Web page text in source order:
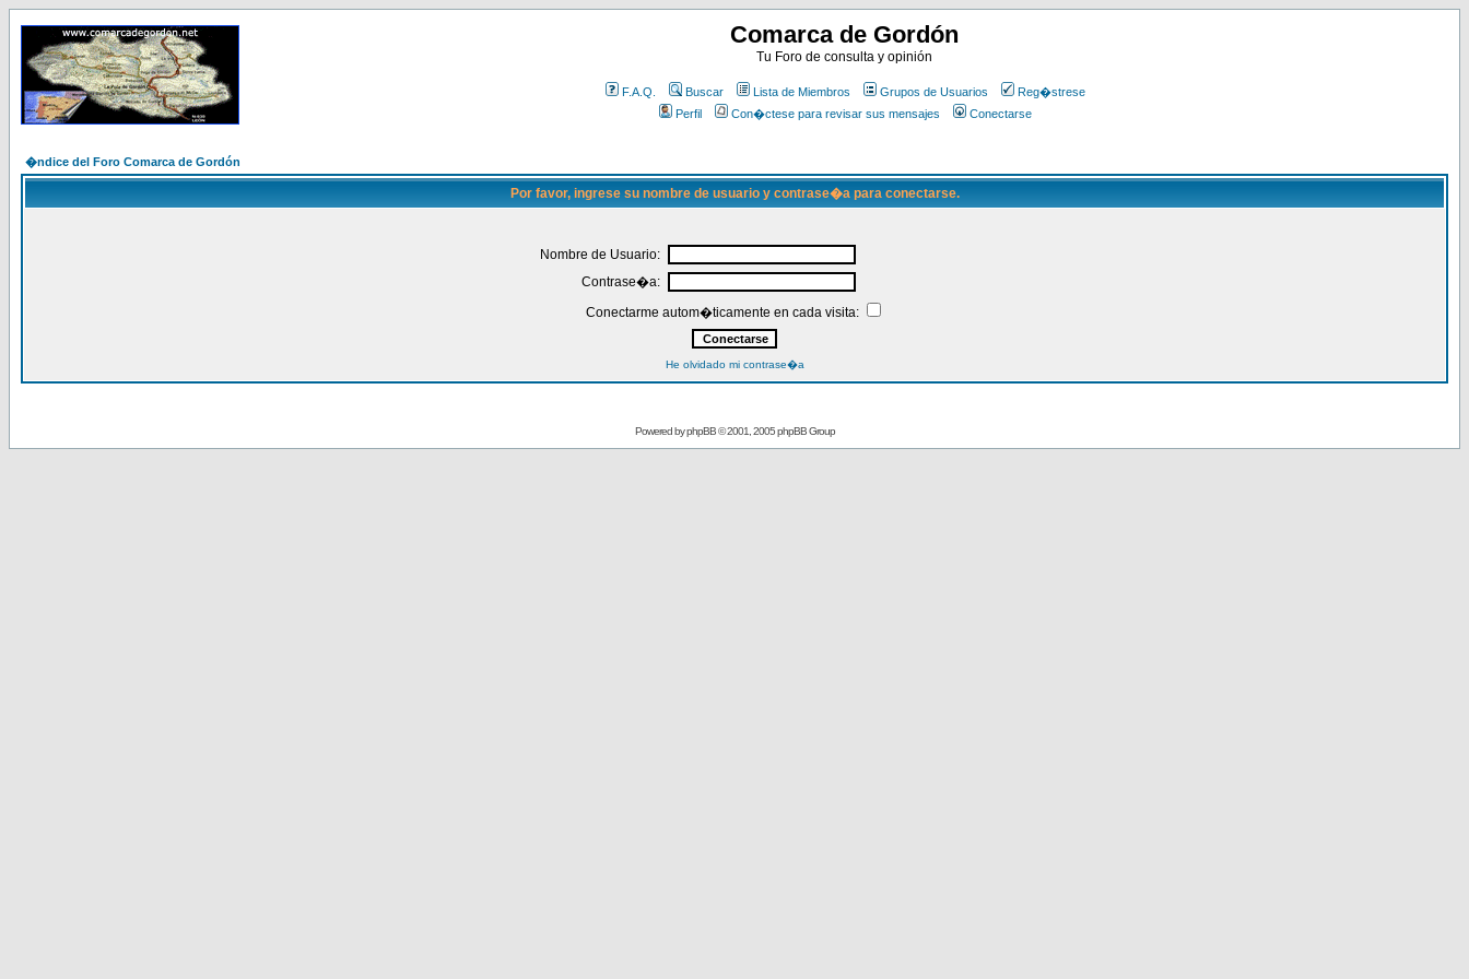
Comarca de Gordón
Tu Foro de consulta y opinión
F.A.Q. Buscar Lista de Miembros Grupos de Usuarios
Reg�strese
Perfil
Con�ctese para revisar sus mensajes Conectarse
�ndice del Foro Comarca de Gordón
Por favor, ingrese su nombre de usuario y contrase�a para conectarse.
Nombre de Usuario:
Contrase�a:
Conectarme autom�ticamente en cada visita:
He olvidado mi contrase�a
Powered byphpBB© 2001, 2005 phpBB Group